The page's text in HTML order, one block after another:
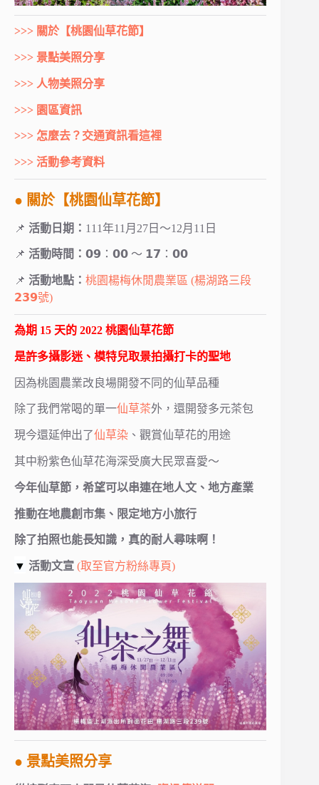
>>> 關於【桃園仙草花節】
>>> 景點美照分享
>>> 人物美照分享
>>> 園區資訊
>>> 怎麼去？交通資訊看這裡
>>> 活動參考資料
● 關於【桃園仙草花節】
📌 活動日期： 111年11月27日～12月11日
📌 活動時間： 𝟬𝟵：𝟬𝟬 ～ 𝟭𝟳：𝟬𝟬
📌 活動地點： 桃園楊梅休閒農業區 (楊湖路三段
𝟮𝟯𝟵號)
為期 15 天的 2022 桃園仙草花節
是許多攝影迷、模特兒取景拍攝打卡的聖地
因為桃園農業改良場開發不同的仙草品種
除了我們常喝的單一仙草茶外，還開發多元茶包
現今還延伸出了仙草染 、觀賞仙草花的用途
其中粉紫色仙草花海深受廣大民眾喜愛～
今年仙草節，希望可以串連在地人文、地方產業
推動在地農創市集、限定地方小旅行
除了拍照也能長知識，真的耐人尋味啊！
▼ 活動文宣 (取至官方粉絲專頁)
● 景點美照分享